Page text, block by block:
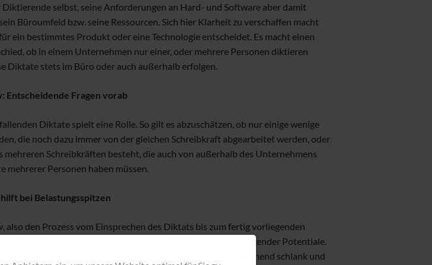
selbst, seine Anforderungen an Hard- und Software aber damit
Büroumfeld bzw. seine Ressourcen. Sich hier Klarheit zu verschaffen macht
ein bestimmtes Produkt oder eine Technologie entscheidet. Es macht einen
ob in einem Unternehmen nur einer, oder mehrere Personen diktieren
Diktate stets im Büro oder auch außerhalb erfolgen.
Fragen vorab
Diktate spielt eine Rolle. So gilt es abzuschätzen, ob nur einige wenige
die noch dazu immer von der gleichen Schreibkraft abgearbeitet werden, oder
mehreren Schreibkräften besteht, die auch von außerhalb des Unternehmens
mehrerer Personen haben müssen.
bei Belastungsspitzen
den Prozess vom Einsprechen des Diktats bis zum fertig vorliegenden
unter die Lupe zu nehmen, hilft auch bei der Ortung freiliegender Potentiale.
Hier die Kosten zu senken und als Unternehmen entsprechend schlank und